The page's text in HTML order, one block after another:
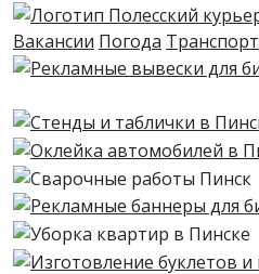
Вакансии Погода Транспорт